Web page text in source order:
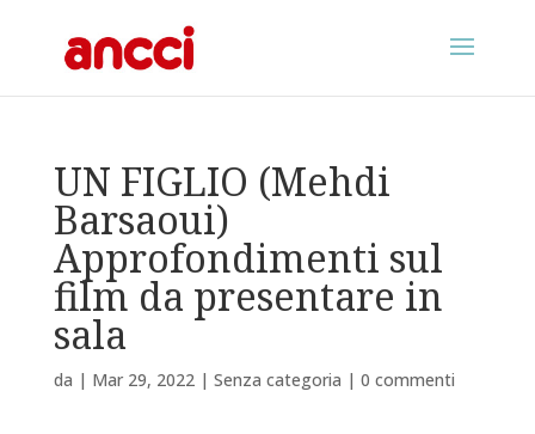
UN FIGLIO (Mehdi
Barsaoui)
Approfondimenti sul
film da presentare in
sala
da | Mar 29, 2022| Senza categoria | 0 commenti